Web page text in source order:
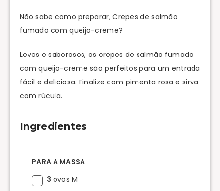
Não sabe como preparar, Crepes de salmão
fumado com queijo-creme?
Leves e saborosos, os crepes de salmão fumado
com queijo-creme são perfeitos para um entrada
fácil e deliciosa. Finalize com pimenta rosa e sirva
com rúcula.
Ingredientes
PARA A MASSA
3 ovos M